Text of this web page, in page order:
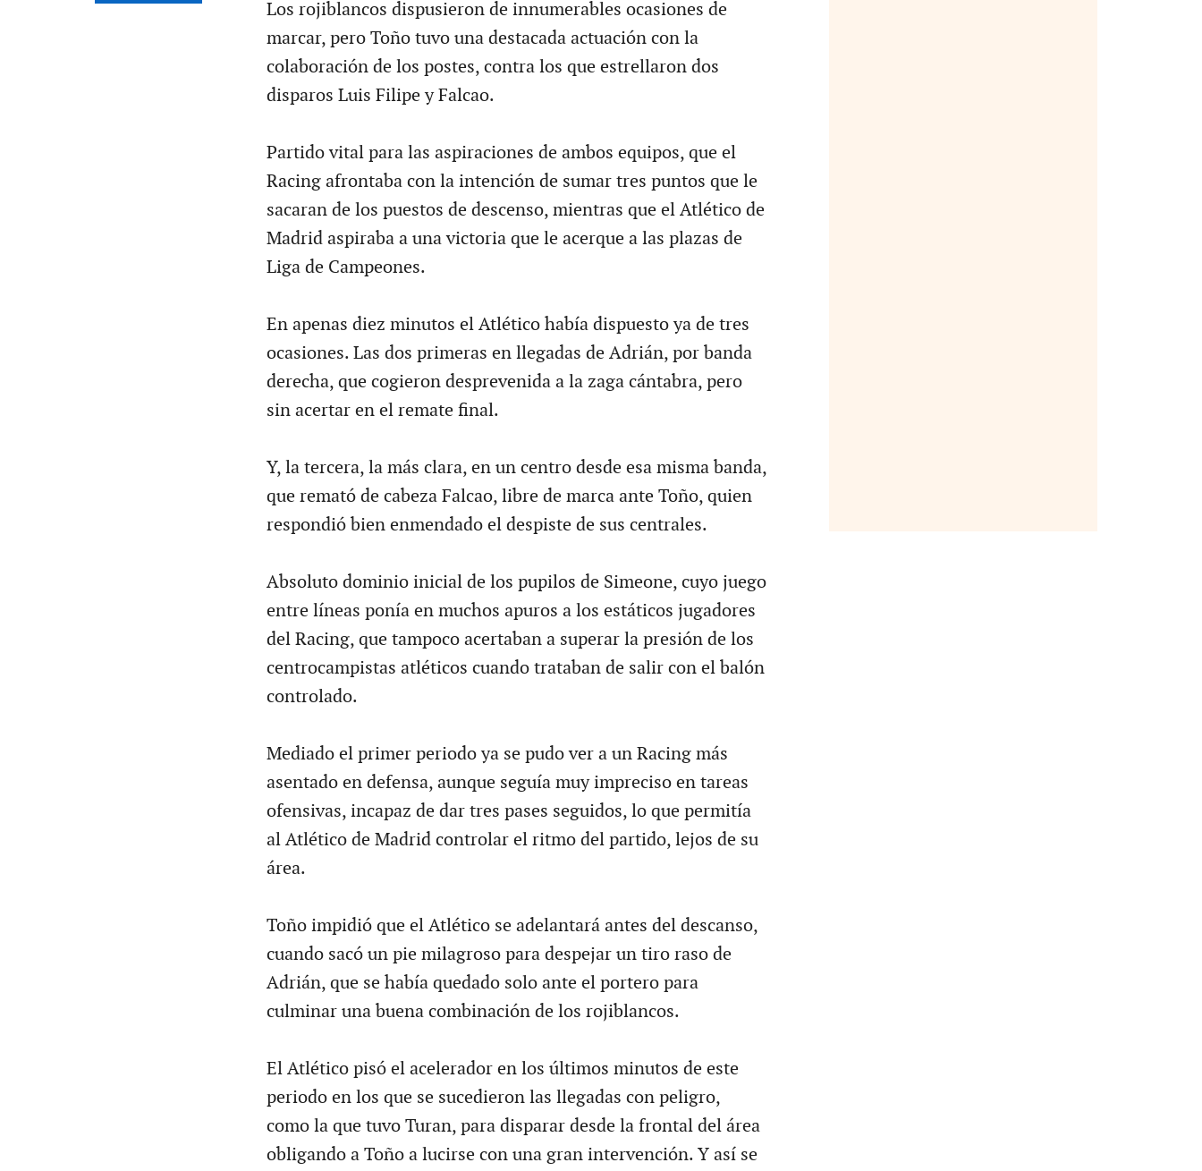
Los rojiblancos dispusieron de innumerables ocasiones de
marcar, pero Toño tuvo una destacada actuación con la
colaboración de los postes, contra los que estrellaron dos
disparos Luis Filipe y Falcao.
Partido vital para las aspiraciones de ambos equipos, que el
Racing afrontaba con la intención de sumar tres puntos que le
sacaran de los puestos de descenso, mientras que el Atlético de
Madrid aspiraba a una victoria que le acerque a las plazas de
Liga de Campeones.
En apenas diez minutos el Atlético había dispuesto ya de tres
ocasiones. Las dos primeras en llegadas de Adrián, por banda
derecha, que cogieron desprevenida a la zaga cántabra, pero
sin acertar en el remate final.
Y, la tercera, la más clara, en un centro desde esa misma banda,
que remató de cabeza Falcao, libre de marca ante Toño, quien
respondió bien enmendado el despiste de sus centrales.
Absoluto dominio inicial de los pupilos de Simeone, cuyo juego
entre líneas ponía en muchos apuros a los estáticos jugadores
del Racing, que tampoco acertaban a superar la presión de los
centrocampistas atléticos cuando trataban de salir con el balón
controlado.
Mediado el primer periodo ya se pudo ver a un Racing más
asentado en defensa, aunque seguía muy impreciso en tareas
ofensivas, incapaz de dar tres pases seguidos, lo que permitía
al Atlético de Madrid controlar el ritmo del partido, lejos de su
área.
Toño impidió que el Atlético se adelantará antes del descanso,
cuando sacó un pie milagroso para despejar un tiro raso de
Adrián, que se había quedado solo ante el portero para
culminar una buena combinación de los rojiblancos.
El Atlético pisó el acelerador en los últimos minutos de este
periodo en los que se sucedieron las llegadas con peligro,
como la que tuvo Turan, para disparar desde la frontal del área
obligando a Toño a lucirse con una gran intervención. Y así se